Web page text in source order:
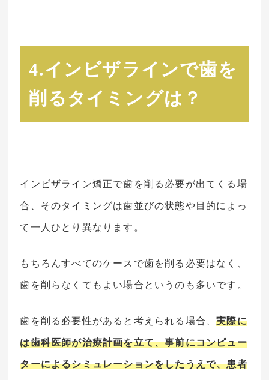
4.インビザラインで歯を
削るタイミングは？
インビザライン矯正で歯を削る必要が出てくる場
合、そのタイミングは歯並びの状態や目的によっ
て一人ひとり異なります。
もちろんすべてのケースで歯を削る必要はなく、
歯を削らなくてもよい場合というのも多いです。
歯を削る必要性があると考えられる場合、実際に
は歯科医師が治療計画を立て、事前にコンピュー
ターによるシミュレーションをしたうえで、患者